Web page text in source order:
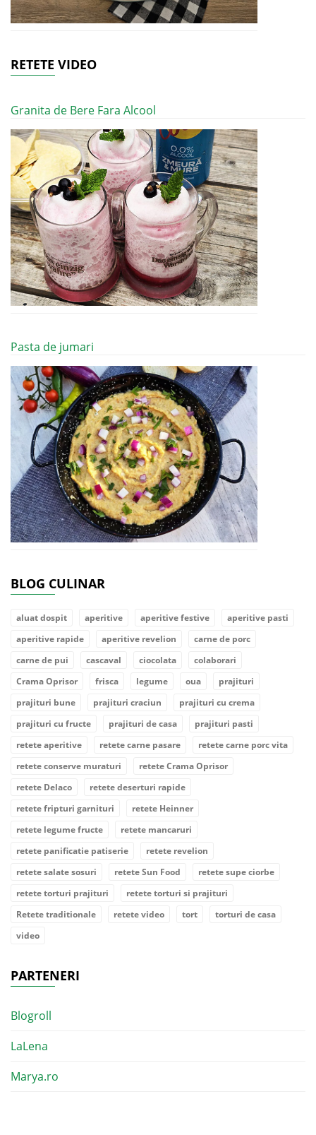
RETETE VIDEO
Granita de Bere Fara Alcool
Pasta de jumari
BLOG CULINAR
aluat dospit aperitive aperitive festive
aperitive pasti
aperitive rapide
aperitive revelion
carne de porc
carne de pui
cascaval ciocolata
colaborari
Crama Oprisor
frisca legume oua
prajituri
prajituri bune
prajituri craciun
prajituri cu crema
prajituri cu fructe
prajituri de casa
prajituri pasti
retete aperitive
retete carne pasare
retete carne porc vita
retete conserve muraturi
retete Crama Oprisor
retete Delaco
retete deserturi rapide
retete fripturi garnituri
retete Heinner
retete legume fructe
retete mancaruri
retete panificatie patiserie
retete revelion
retete salate sosuri
retete Sun Food
retete supe ciorbe
retete torturi prajituri
retete torturi si prajituri
Retete traditionale
retete video tort
torturi de casa
video
PARTENERI
Blogroll
LaLena
Marya.ro